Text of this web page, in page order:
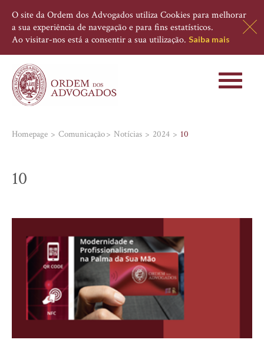
O site da Ordem dos Advogados utiliza Cookies para melhorar
a sua experiência de navegação e para fins estatísticos.
Ao visitar-nos está a consentir a sua utilização. Saiba mais
Toggle
Homepage Comunicação Notícias 2024 10
10